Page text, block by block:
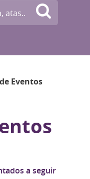
Eventos
a seguir